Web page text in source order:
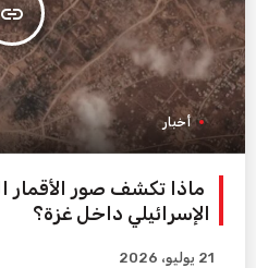
insert_link
أخبار
ماذا تكشف صور الأقمار
الإسرائيلي داخل غزة؟
21 يوليو، 2026